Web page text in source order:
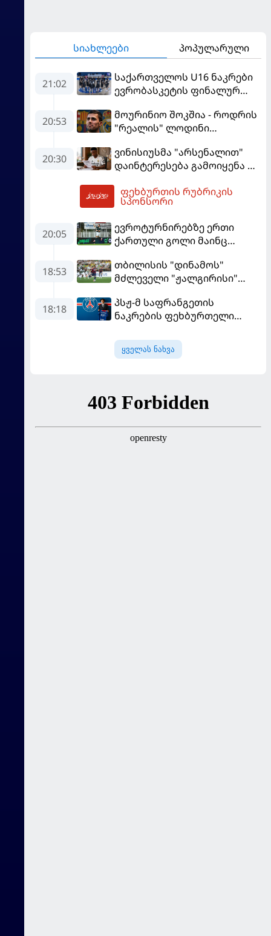
სიახლეები პოპულარული
21:02
საქართველოს U16 ნაკრები
ევრობასკეტის ფინალურ
ასპარეზობას იწყებს
20:53
მოურინიო შოკშია - როდრის
"რეალის" ლოდინი
"ბარსელონაში" გადადის
20:30
ვინისიუსმა "არსენალით"
დაინტერესება გამოიყენა და
მომგებიანად გააგრძელა
ფეხბურთის რუბრიკის
სპონსორი
20:05
ევროტურნირებზე ერთი
ქართული გოლი მაინც
18:53
თბილისის "დინამოს"
მძლეველი "ჟალგირისი"
განადგურდა
18:18
პსჟ-მ საფრანგეთის
ნაკრების ფეხბურთელი
ყველას ნახვა